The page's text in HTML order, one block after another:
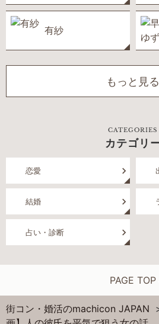
有紗
もっと見る
CATEGORIES
カテゴリ
恋愛
結婚
占い・診断
PAGE TOP
街コン・婚活のmachicon JAPAN